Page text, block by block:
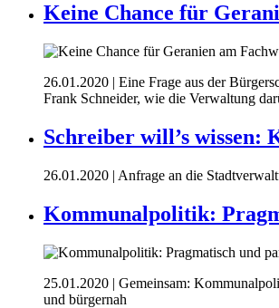
Keine Chance für
26.01.2020 | Eine Frage aus der
Frank Schneider, wie die Verwaltung
Schreiber will’s wissen:
26.01.2020 | Anfrage an die
Kommunalpolitik:
25.01.2020 | Gemeinsam:
und bürgernah